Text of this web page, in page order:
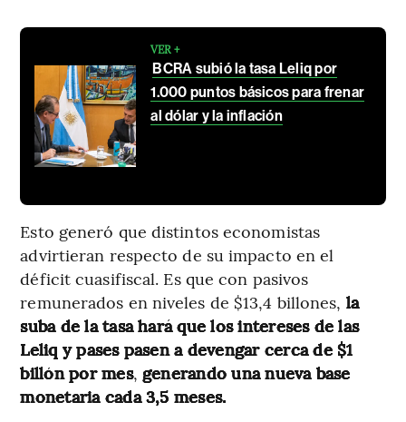
VER +
BCRA subió la tasa Leliq por
1.000 puntos básicos para frenar
al dólar y la inflación
Esto generó que distintos economistas
advirtieran respecto de su impacto en el
déficit cuasifiscal. Es que con pasivos
remunerados en niveles de $13,4 billones, la
suba de la tasa hará que los intereses de las
Leliq y pases pasen a devengar cerca de $1
billón por mes, generando una nueva base
monetaria cada 3,5 meses.